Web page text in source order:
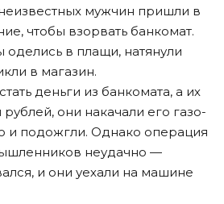
мужчин пришли в
чтобы взорвать банкомат.
в плащи, натянули
в магазин.
деньги из банкомата, а их
они накачали его газо-
и подожгли. Однако операция
неудачно —
и они уехали на машине